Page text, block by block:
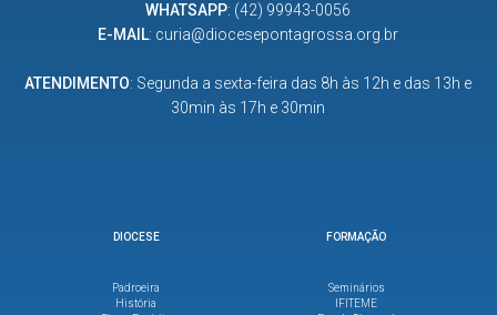
WHATSAPP: (42) 99943-0056
E-MAIL: curia@diocesepontagrossa.org.br
ATENDIMENTO: Segunda a sexta-feira das 8h às 12h e das 13h e
30min às 17h e 30min
DIOCESE
Padroeira
História
FORMAÇÃO
Seminários
IFITEME